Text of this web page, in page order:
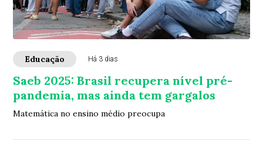
Educação Há 3 dias
Saeb 2025: Brasil recupera nível pré-
pandemia, mas ainda tem gargalos
Matemática no ensino médio preocupa